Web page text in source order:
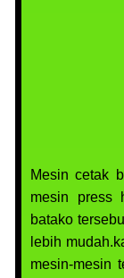
Mesin cetak
mesin press
batako
lebih
mesin-mesin